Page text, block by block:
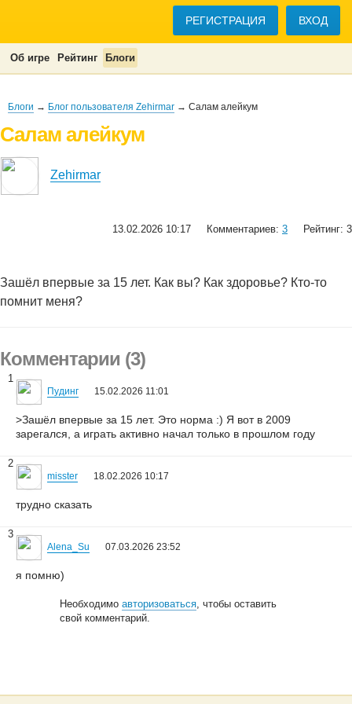
РЕГИСТРАЦИЯ ВХОД
Об игре Рейтинг Блоги
Блоги → Блог пользователя Zehirmar → Салам алейкум
Салам алейкум
Zehirmar
13.02.2026 10:17 Комментариев: 3 Рейтинг: 3
Зашёл впервые за 15 лет. Как вы? Как здоровье? Кто-то
помнит меня?
Комментарии (3)
1
Пудинг 15.02.2026 11:01
>Зашёл впервые за 15 лет. Это норма :) Я вот в 2009
зарегался, а играть активно начал только в прошлом году
2
misster 18.02.2026 10:17
трудно сказать
3
Alena_Su 07.03.2026 23:52
я помню)
Необходимоавторизоваться, чтобы оставить
свой комментарий.